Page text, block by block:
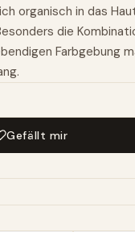
organisch in das
die
Farbgebung
Gefällt mir